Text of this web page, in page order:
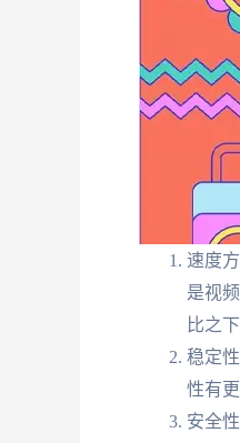
速度
是视
比之
稳定
性有
安全